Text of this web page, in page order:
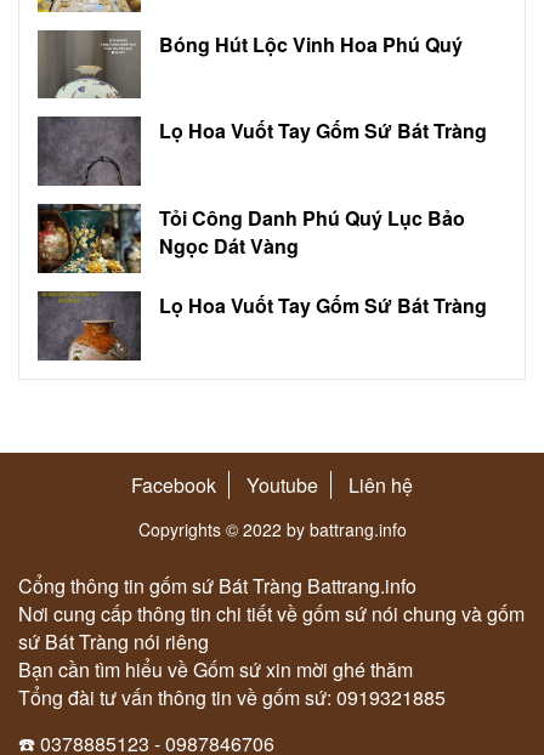
Bóng Hút Lộc Vinh Hoa Phú Quý
Lọ Hoa Vuốt Tay Gốm Sứ Bát Tràng
Tỏi Công Danh Phú Quý Lục Bảo
Ngọc Dát Vàng
Lọ Hoa Vuốt Tay Gốm Sứ Bát Tràng
Facebook Youtube Liên hệ
Copyrights © 2022 by battrang.info
Cổng thông tin gốm sứ Bát Tràng Battrang.info
Nơi cung cấp thông tin chi tiết về gốm sứ nói chung và gốm
sứ Bát Tràng nói riêng
Bạn cần tìm hiểu về Gốm sứ xin mời ghé thăm
Tổng đài tư vấn thông tin về gốm sứ: 0919321885
☎️ 0378885123 - 0987846706